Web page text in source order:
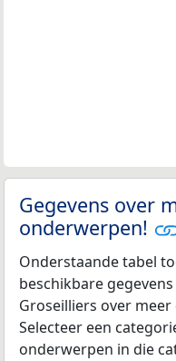
Gegevens over
onderwerpen!
Onderstaande tabel
beschikbare
Groseilliers over
Selecteer een
onderwerpen in die